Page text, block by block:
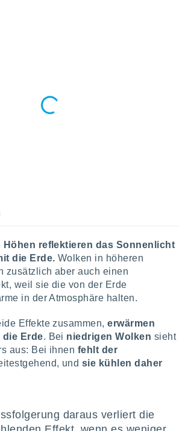
Höhen reflektieren das Sonnenlicht
die Erde. Wolken in höheren
zusätzlich aber auch einen
weil sie die von der Erde
in der Atmosphäre halten.
Effekte zusammen,erwärmen
die Erde. Bei niedrigen Wolken sieht
aus: Bei ihnen fehlt der
und sie kühlen daher
daraus verliert die